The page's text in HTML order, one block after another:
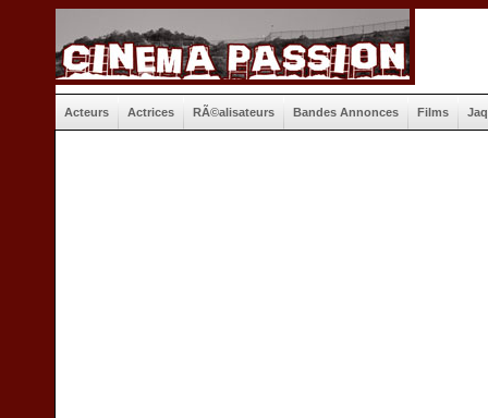
Acteurs Actrices RÃ©alisateurs Bandes Annonces Films